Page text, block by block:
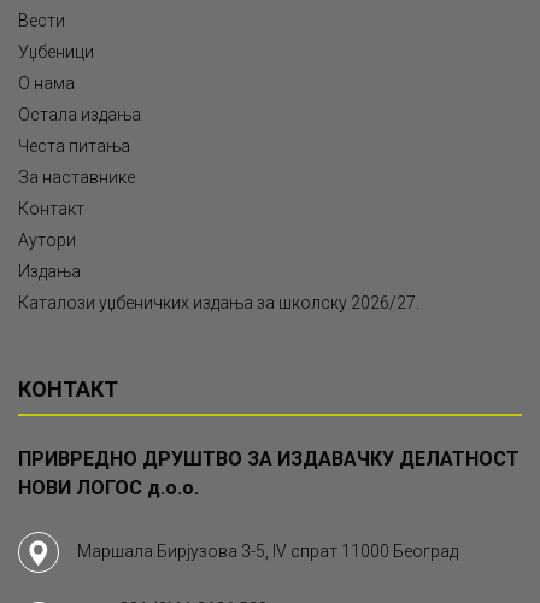
Вести
Уџбеници
О нама
Остала издања
Честа питања
За наставнике
Контакт
Аутори
Издања
Каталози уџбеничких издања за школску 2026/27.
КОНТАКТ
ПРИВРЕДНО ДРУШТВО ЗА ИЗДАВАЧКУ ДЕЛАТНОСТ
НОВИ ЛОГОС д.о.о.
Маршала Бирјузова 3-5, IV спрат 11000 Београд